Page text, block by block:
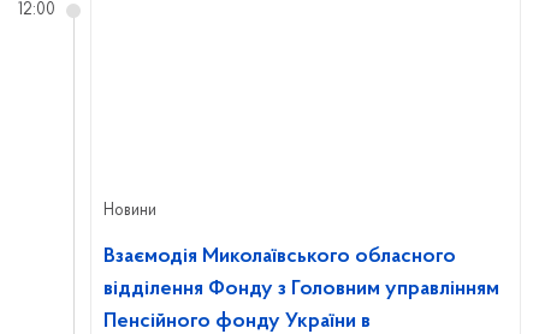
Новини
Взаємодія Миколаївського обласного
відділення Фонду з Головним управлінням
Пенсійного фонду України в
12:00